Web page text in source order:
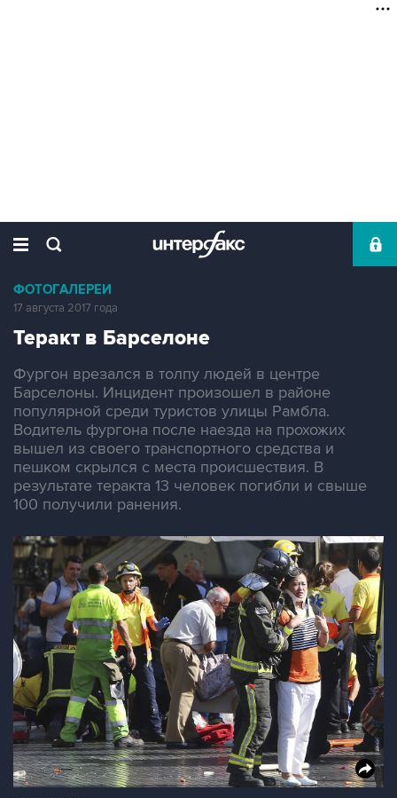
ФОТОГАЛЕРЕИ
17 августа 2017 года
Теракт в Барселоне
Фургон врезался в толпу людей в центре
Барселоны. Инцидент произошел в районе
популярной среди туристов улицы Рамбла.
Водитель фургона после наезда на прохожих
вышел из своего транспортного средства и
пешком скрылся с места происшествия. В
результате теракта 13 человек погибли и свыше
100 получили ранения.